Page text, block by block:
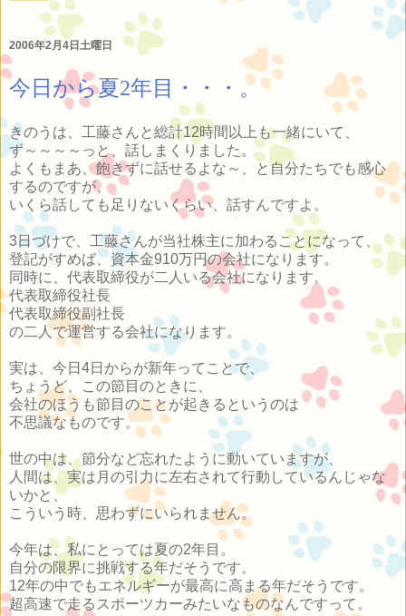
2006年2月4日土曜日
今日から夏2年目・・・。
きのうは、工藤さんと総計12時間以上も一緒にいて、
ず～～～～っと、話しまくりました。
よくもまあ、飽きずに話せるよな～、と自分たちでも感心
するのですが、
いくら話しても足りないくらい、話すんですよ。
3日づけで、工藤さんが当社株主に加わることになって、
登記がすめば、資本金910万円の会社になります。
同時に、代表取締役が二人いる会社になります。
代表取締役社長
代表取締役副社長
の二人で運営する会社になります。
実は、今日4日からが新年ってことで、
ちょうど、この節目のときに、
会社のほうも節目のことが起きるというのは
不思議なものです。
世の中は、節分など忘れたように動いていますが、
人間は、実は月の引力に左右されて行動しているんじゃな
いかと、
こういう時、思わずにいられません。
今年は、私にとっては夏の2年目。
自分の限界に挑戦する年だそうです。
12年の中でもエネルギーが最高に高まる年だそうです。
超高速で走るスポーツカーみたいなものなんですって。